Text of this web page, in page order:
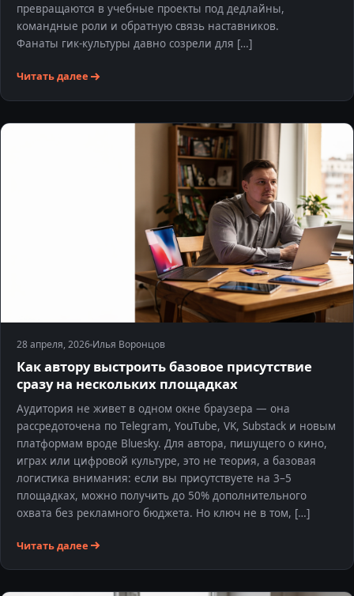
превращаются в учебные проекты под дедлайны,
командные роли и обратную связь наставников.
Фанаты гик-культуры давно созрели для […]
Читать далее
28 апреля, 2026Илья Воронцов
Как автору выстроить базовое присутствие
сразу на нескольких площадках
Аудитория не живет в одном окне браузера — она
рассредоточена по Telegram, YouTube, VK, Substack и новым
платформам вроде Bluesky. Для автора, пишущего о кино,
играх или цифровой культуре, это не теория, а базовая
логистика внимания: если вы присутствуете на 3–5
площадках, можно получить до 50% дополнительного
охвата без рекламного бюджета. Но ключ не в том, […]
Читать далее